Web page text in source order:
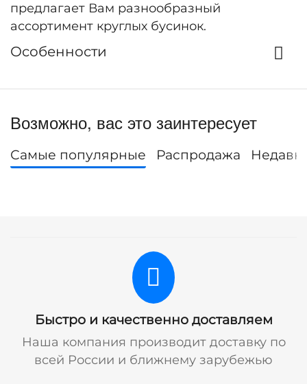
предлагает Вам разнообразный
ассортимент круглых бусинок.
Особенности
Возможно, вас это заинтересует
Самые популярные Распродажа
Быстро и качественно доставляем
Наша компания производит доставку по
всей России и ближнему зарубежью